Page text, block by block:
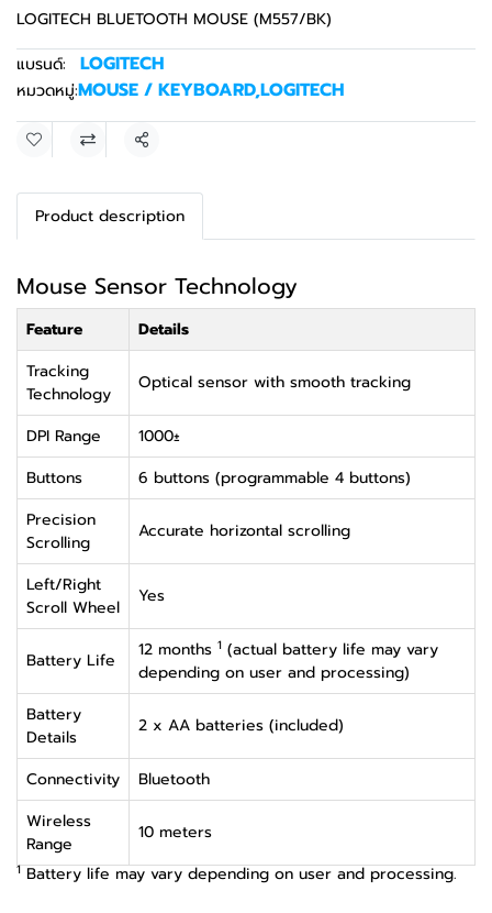
LOGITECH BLUETOOTH MOUSE (M557/BK)
แบรนด์:
LOGITECH
หมวดหมู่:MOUSE / KEYBOARD,LOGITECH
แชร์
Product description
Mouse Sensor Technology
Feature
Details
Tracking
Technology
Optical sensor with smooth tracking
DPI Range
1000±
Buttons
6 buttons (programmable 4 buttons)
Precision
Scrolling
Accurate horizontal scrolling
Left/Right
Scroll Wheel
Yes
Battery Life 12 months 1 (actual battery life may vary
depending on user and processing)
Battery
Details
2 x AA batteries (included)
Connectivity
Bluetooth
Wireless
Range
10 meters
1 Battery life may vary depending on user and processing.